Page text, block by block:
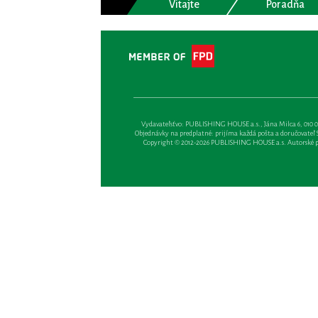
Vitajte
Poradňa
Vydavateľsťvo: PUBLISHING HOUSE a.s., Jána Milca 6, 010
Objednávky na predplatné: prijíma každá pošta a doručovateľ
Copyright © 2012-2026 PUBLISHING HOUSE a.s.